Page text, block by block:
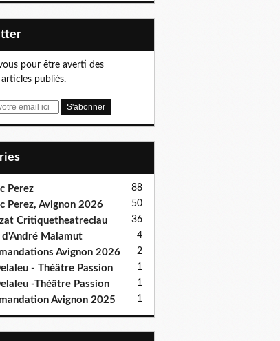
pour être averti des
publiés.
Perez 88
Perez, Avignon 2026 50
Critiquetheatreclau 36
d'André Malamut 4
Avignon 2026 2
- Théâtre Passion 1
-Théâtre Passion 1
Avignon 2025 1